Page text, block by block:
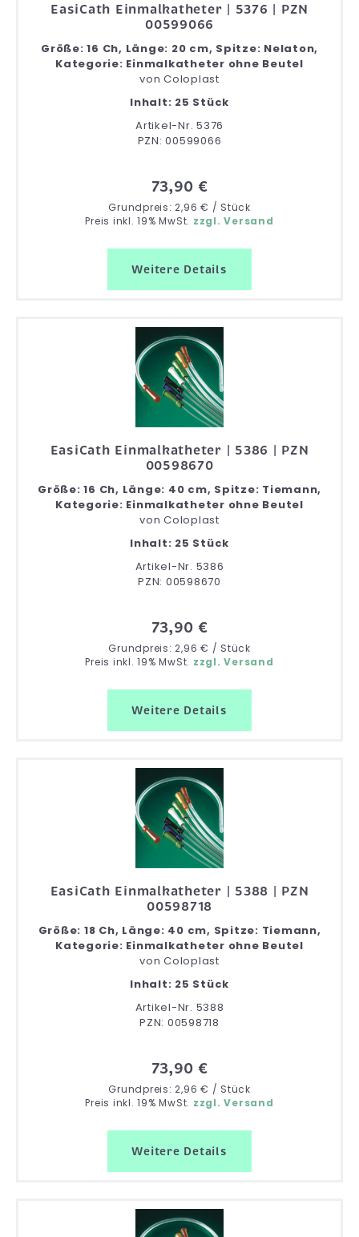
EasiCath Einmalkatheter | 5376 | PZN
00599066
Größe: 16 Ch, Länge: 20 cm, Spitze: Nelaton,
Kategorie: Einmalkatheter ohne Beutel
vonColoplast
Inhalt: 25 Stück
Artikel-Nr. 5376
PZN: 00599066
73,90 €
Grundpreis: 2,96 € / Stück
Preis inkl. 19% MwSt. zzgl. Versand
Weitere Details
EasiCath Einmalkatheter | 5386 | PZN
00598670
Größe: 16 Ch, Länge: 40 cm, Spitze: Tiemann,
Kategorie: Einmalkatheter ohne Beutel
vonColoplast
Inhalt: 25 Stück
Artikel-Nr. 5386
PZN: 00598670
73,90 €
Grundpreis: 2,96 € / Stück
Preis inkl. 19% MwSt. zzgl. Versand
Weitere Details
EasiCath Einmalkatheter | 5388 | PZN
00598718
Größe: 18 Ch, Länge: 40 cm, Spitze: Tiemann,
Kategorie: Einmalkatheter ohne Beutel
vonColoplast
Inhalt: 25 Stück
Artikel-Nr. 5388
PZN: 00598718
73,90 €
Grundpreis: 2,96 € / Stück
Preis inkl. 19% MwSt. zzgl. Versand
Weitere Details